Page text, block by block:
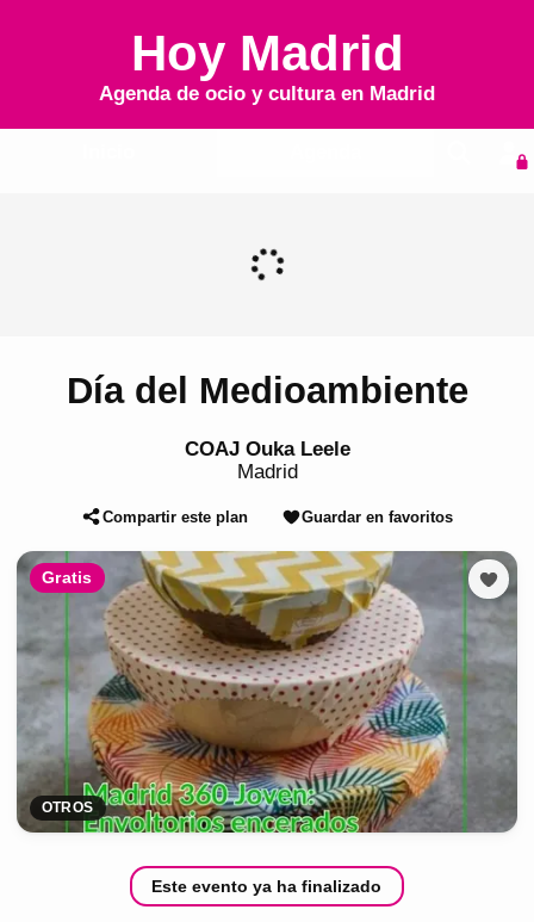
Hoy Madrid
Agenda de ocio y cultura en Madrid
Día del Medioambiente
COAJ Ouka Leele
Madrid
Compartir este plan Guardar en favoritos
Gratis
OTROS
Este evento ya ha finalizado